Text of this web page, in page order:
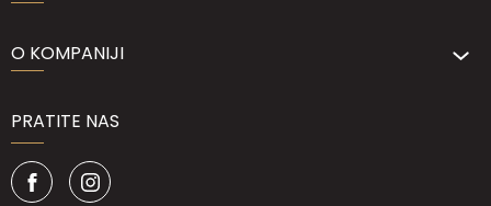
O KOMPANIJI
PRATITE NAS